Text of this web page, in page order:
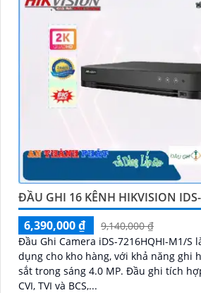
ĐẦU GHI 16 KÊNH HIKVISION
6,390,000 ₫
9,140,000 ₫
Đầu Ghi Camera iDS-7216HQHI-M1/S
dụng cho kho hàng, với khả năng ghi
sắt trong sáng 4.0 MP. Đầu ghi tích hợp công nghệ AHD,
CVI, TVI và BCS,...